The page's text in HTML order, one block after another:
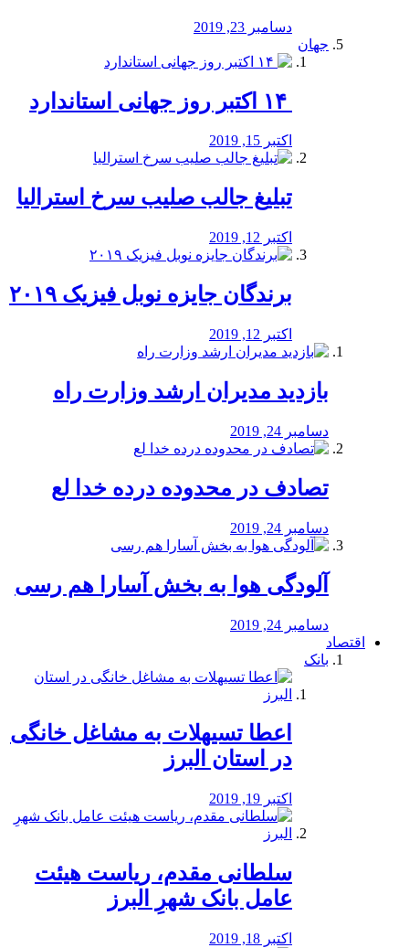
دسامبر 23, 2019
جهان
اکتبر 15, 2019
تبلیغ جالب صلیب سرخ استرالیا
اکتبر 12, 2019
برندگان جایزه نوبل فیزیک ۲۰۱۹
اکتبر 12, 2019
بازدید مدیران ارشد وزارت راه
دسامبر 24, 2019
تصادف در محدوده درده خدا لع
دسامبر 24, 2019
آلودگی هوا به بخش آسارا هم رسی
دسامبر 24, 2019
اقتصاد
بانک
️اعطا تسیهلات به مشاغل خانگی
در استان البرز
اکتبر 19, 2019
سلطانی مقدم، ریاست هیئت
عامل بانک شهرِ البرز
اکتبر 18, 2019